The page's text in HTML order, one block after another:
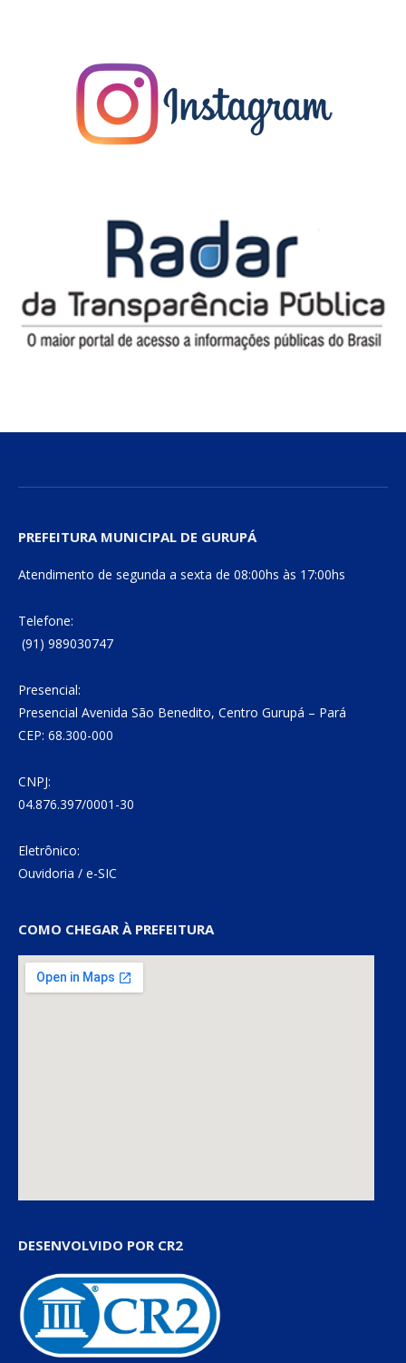
PREFEITURA MUNICIPAL DE GURUPÁ
Atendimento de segunda a sexta de 08:00hs às 17:00hs
Telefone:
(91) 989030747
Presencial:
Presencial Avenida São Benedito, Centro Gurupá – Pará
CEP: 68.300-000
CNPJ:
04.876.397/0001-30
Eletrônico:
Ouvidoria / e-SIC
COMO CHEGAR À PREFEITURA
DESENVOLVIDO POR CR2